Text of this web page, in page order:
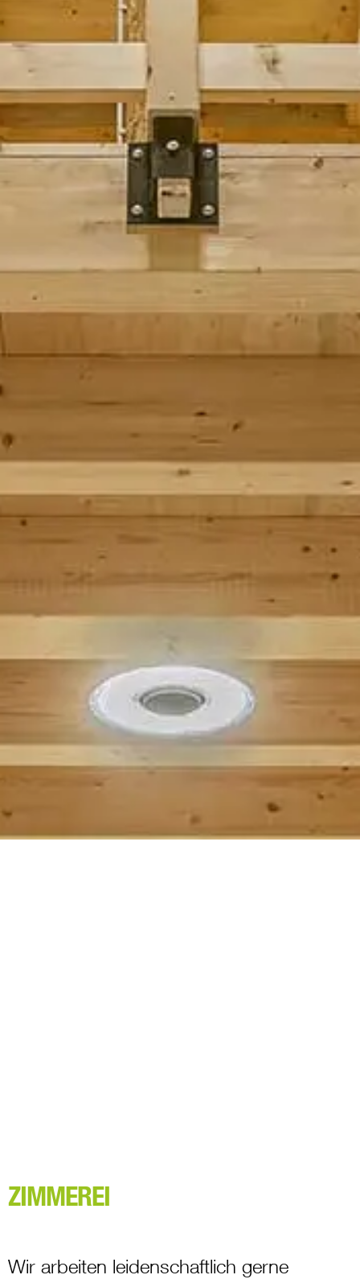
ZIMMEREI
Wir arbeiten leidenschaftlich gerne